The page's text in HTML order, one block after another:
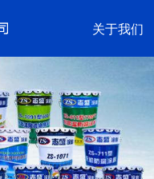
关于我们